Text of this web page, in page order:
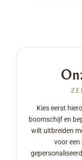
Kies eerst
boomschijf en
wilt uitbreiden
voor een